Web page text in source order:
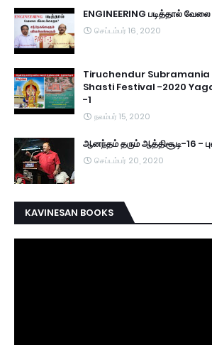
ENGINEERING படித்தால்
செப்டம்பர் 16, 2020
Tiruchendur
Shasti Festival -2020
-1
நவம்பர் 15, 2020
ஆனந்தம் தரும் ஆத்திசூடி-16 -
செப்டம்பர் 20, 2020
KAVINESAN BOOKS